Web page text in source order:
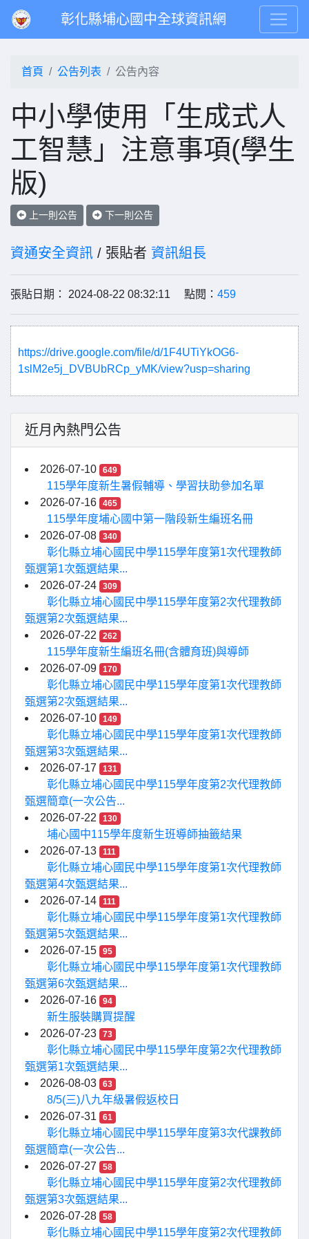
彰化縣埔心國中全球資訊網
首頁 公告列表 公告內容
中小學使用「生成式人
工智慧」注意事項(學生
版)
上一則公告 下一則公告
資通安全資訊 / 張貼者 資訊組長
張貼日期： 2024-08-22 08:32:11 點閱： 459
https://drive.google.com/file/d/1F4UTiYkOG6-
1slM2e5j_DVBUbRCp_yMK/view?usp=sharing
近月內熱門公告
2026-07-10 649
115學年度新生暑假輔導、學習扶助參加名單
2026-07-16
465
115學年度埔心國中第一階段新生編班名冊
2026-07-08
340
彰化縣立埔心國民中學115學年度第1次代理教師
甄選第1次甄選結果...
2026-07-24
309
彰化縣立埔心國民中學115學年度第2次代理教師
甄選第2次甄選結果...
2026-07-22
262
115學年度新生編班名冊(含體育班)與導師
2026-07-09
170
彰化縣立埔心國民中學115學年度第1次代理教師
甄選第2次甄選結果...
2026-07-10
149
彰化縣立埔心國民中學115學年度第1次代理教師
甄選第3次甄選結果...
2026-07-17
131
彰化縣立埔心國民中學115學年度第2次代理教師
甄選簡章(一次公告...
2026-07-22
130
埔心國中115學年度新生班導師抽籤結果
2026-07-13
111
彰化縣立埔心國民中學115學年度第1次代理教師
甄選第4次甄選結果...
2026-07-14
111
彰化縣立埔心國民中學115學年度第1次代理教師
甄選第5次甄選結果...
2026-07-15
95
彰化縣立埔心國民中學115學年度第1次代理教師
甄選第6次甄選結果...
2026-07-16
94
新生服裝購買提醒
2026-07-23
73
彰化縣立埔心國民中學115學年度第2次代理教師
甄選第1次甄選結果...
2026-08-03
63
8/5(三)八九年級暑假返校日
2026-07-31
61
彰化縣立埔心國民中學115學年度第3次代課教師
甄選簡章(一次公告...
2026-07-27
58
彰化縣立埔心國民中學115學年度第2次代理教師
甄選第3次甄選結果...
2026-07-28
58
彰化縣立埔心國民中學115學年度第2次代理教師